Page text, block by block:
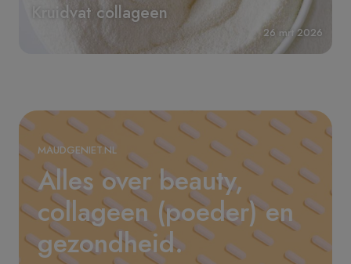
Kruidvat collageen
26 mrt 2026
MAUDGENIET.NL
Alles over beauty,
collageen (poeder) en
gezondheid.